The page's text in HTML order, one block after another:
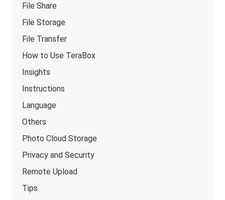
File Share
File Storage
File Transfer
How to Use TeraBox
Insights
Instructions
Language
Others
Photo Cloud Storage
Privacy and Security
Remote Upload
Tips